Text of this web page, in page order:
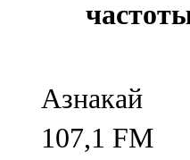
Азнакай
107,1 FM